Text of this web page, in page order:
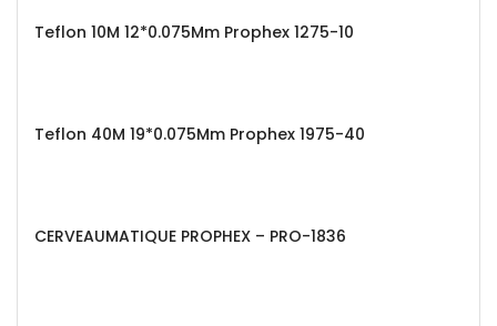
Teflon 10M 12*0.075Mm Prophex 1275-10
Teflon 40M 19*0.075Mm Prophex 1975-40
CERVEAUMATIQUE PROPHEX – PRO-1836